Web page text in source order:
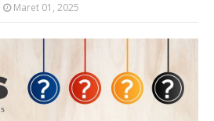
Maret 01, 2025